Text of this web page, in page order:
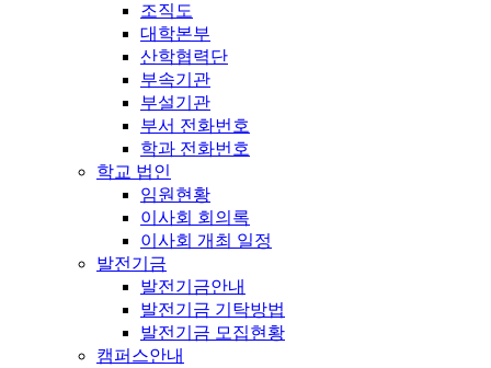
조직도
대학본부
산학협력단
부속기관
부설기관
부서 전화번호
학과 전화번호
학교 법인
임원현황
이사회 회의록
이사회 개최 일정
발전기금
발전기금안내
발전기금 기탁방법
발전기금 모집현황
캠퍼스안내